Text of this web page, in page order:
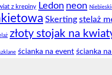
z krepiny Ledon neon
Skerting stelaż
złoty stojak na
ścianka na event ścianka